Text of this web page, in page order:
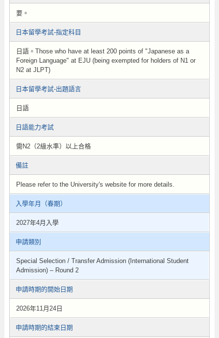
要。
日本留學考試-指定科目
日語。Those who have at least 200 points of "Japanese as a
Foreign Language" at EJU (being exempted for holders of N1 or
N2 at JLPT)
日本留學考試-出題語言
日語
日語能力考試
需N2（2級水準）以上合格
備註
Please refer to the University's website for more details.
入學年月（春期）
2027年4月入學
申請類別
Special Selection / Transfer Admission (International Student
Admission) – Round 2
申請時期的開始日期
2026年11月24日
申請時期的結束日期